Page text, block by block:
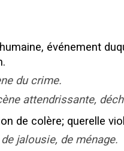
événement
du crime.
attendrissante,
de colère; querelle
jalousie, de ménage.